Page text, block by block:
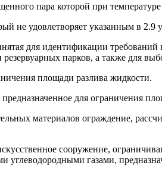
пара которой при
не удовлетворяет указанным в 2.9
для идентификации
парков, а также для
площади разлива жидкости.
для ограничения
материалов ограждение,
сооружение,
газами,